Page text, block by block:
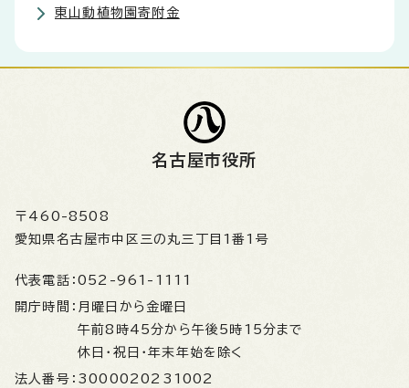
東山動植物園寄附金
名古屋市役所
〒460-8508
愛知県名古屋市中区三の丸三丁目1番1号
代表電話： 052-961-1111
開庁時間： 月曜日から金曜日
午前8時45分から午後5時15分まで
休日・祝日・年末年始を除く
法人番号： 3000020231002